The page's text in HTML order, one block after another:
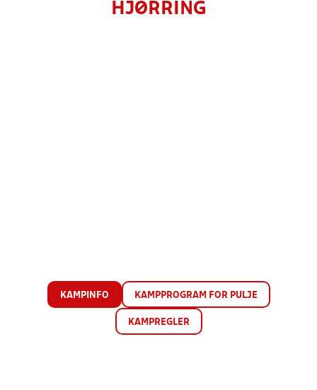
HJØRRING
KAMPINFO KAMPPROGRAM FOR PULJE
KAMPREGLER